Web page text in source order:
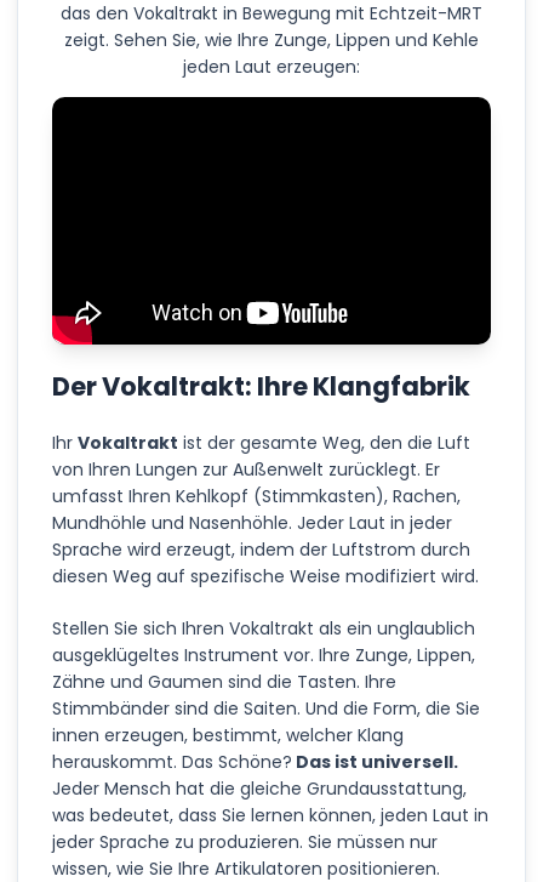
das den Vokaltrakt in Bewegung mit Echtzeit-MRT
zeigt. Sehen Sie, wie Ihre Zunge, Lippen und Kehle
jeden Laut erzeugen:
Der Vokaltrakt: Ihre Klangfabrik
Ihr Vokaltrakt ist der gesamte Weg, den die Luft
von Ihren Lungen zur Außenwelt zurücklegt. Er
umfasst Ihren Kehlkopf (Stimmkasten), Rachen,
Mundhöhle und Nasenhöhle. Jeder Laut in jeder
Sprache wird erzeugt, indem der Luftstrom durch
diesen Weg auf spezifische Weise modifiziert wird.
Stellen Sie sich Ihren Vokaltrakt als ein unglaublich
ausgeklügeltes Instrument vor. Ihre Zunge, Lippen,
Zähne und Gaumen sind die Tasten. Ihre
Stimmbänder sind die Saiten. Und die Form, die Sie
innen erzeugen, bestimmt, welcher Klang
herauskommt. Das Schöne? Das ist universell.
Jeder Mensch hat die gleiche Grundausstattung,
was bedeutet, dass Sie lernen können, jeden Laut in
jeder Sprache zu produzieren. Sie müssen nur
wissen, wie Sie Ihre Artikulatoren positionieren.